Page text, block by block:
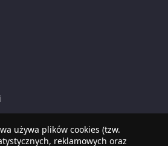
używa plików cookies (tzw.
reklamowych oraz